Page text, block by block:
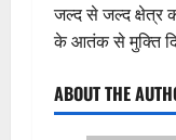
जल्द से जल्द क्षेत्र
के आतंक से मुक्ति
ABOUT THE